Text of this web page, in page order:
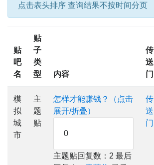
点击表头排序 查询结果不按时间分页
贴
吧
名
贴
子
类
型
内容
传
送
门
模
拟
城
市
主
题
贴
怎样才能赚钱？（点击
展开/折叠）
0
主题贴回复数：2 最后
传
送
门